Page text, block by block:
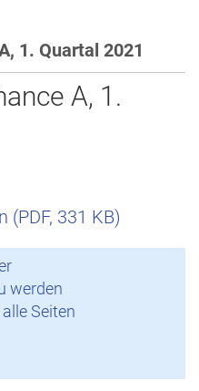
1. Quartal 2021
A, 1.
(PDF, 331 KB)
werden
Seiten